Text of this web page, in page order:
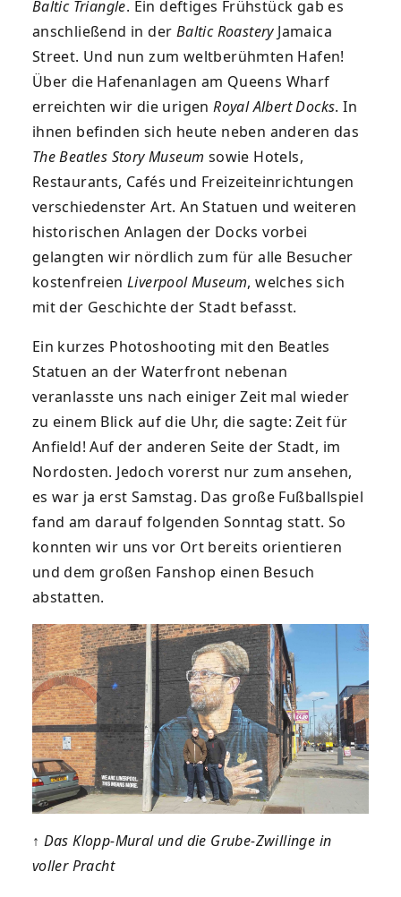
Baltic Triangle. Ein deftiges Frühstück gab es
anschließend in der Baltic RoasteryJamaica
Street. Und nun zum weltberühmten Hafen!
Über die Hafenanlagen am Queens Wharf
erreichten wir die urigenRoyal Albert Docks. In
ihnen befinden sich heute neben anderen das
The Beatles Story Museum sowie Hotels,
Restaurants, Cafés und Freizeiteinrichtungen
verschiedenster Art. An Statuen und weiteren
historischen Anlagen der Docks vorbei
gelangten wir nördlich zum für alle Besucher
kostenfreienLiverpool Museum, welches sich
mit der Geschichte der Stadt befasst.
Ein kurzes Photoshooting mit den Beatles
Statuen an der Waterfront nebenan
veranlasste uns nach einiger Zeit mal wieder
zu einem Blick auf die Uhr, die sagte: Zeit für
Anfield! Auf der anderen Seite der Stadt, im
Nordosten. Jedoch vorerst nur zum ansehen,
es war ja erst Samstag. Das große Fußballspiel
fand am darauf folgenden Sonntag statt. So
konnten wir uns vor Ort bereits orientieren
und dem großen Fanshop einen Besuch
abstatten.
↑ Das Klopp-Mural und die Grube-Zwillinge in
voller Pracht